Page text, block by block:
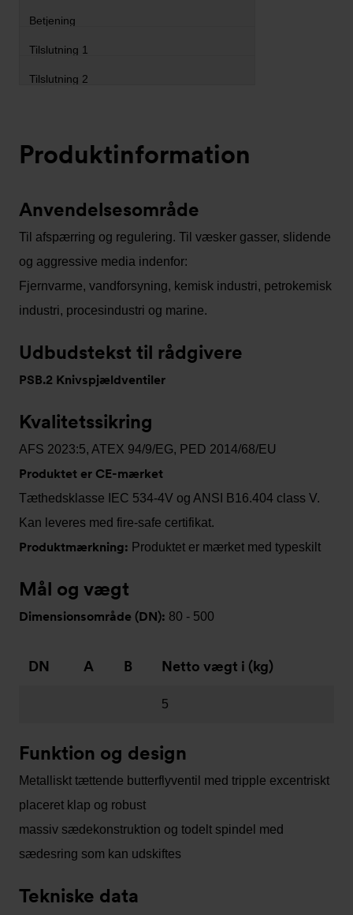
Produktinformation
Anvendelsesområde
Til afspærring og regulering. Til væsker gasser, slidende
og aggressive media indenfor:
Fjernvarme, vandforsyning, kemisk industri, petrokemisk
industri, procesindustri og marine.
Udbudstekst til rådgivere
PSB.2 Knivspjældventiler
Kvalitetssikring
AFS 2023:5, ATEX 94/9/EG, PED 2014/68/EU
Produktet er CE-mærket
Tæthedsklasse IEC 534-4V og ANSI B16.404 class V.
Kan leveres med fire-safe certifikat.
Produktmærkning: Produktet er mærket med typeskilt
Mål og vægt
Dimensionsområde (DN): 80 - 500
DN A B Netto vægt i (kg)
5
Funktion og design
Metalliskt tættende butterflyventil med tripple excentriskt
placeret klap og robust
massiv sædekonstruktion og todelt spindel med
sædesring som kan udskiftes
Tekniske data